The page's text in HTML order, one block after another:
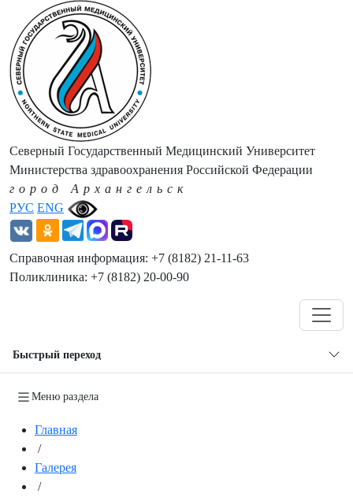
РУС ENG
Северный Государственный Медицинский Университет
Министерства здравоохранения Российской Федерации
город Архангельск
Справочная информация: +7 (8182) 21-11-63
Поликлиника: +7 (8182) 20-00-90
Быстрый переход
Меню раздела
Главная
/
Галерея
/